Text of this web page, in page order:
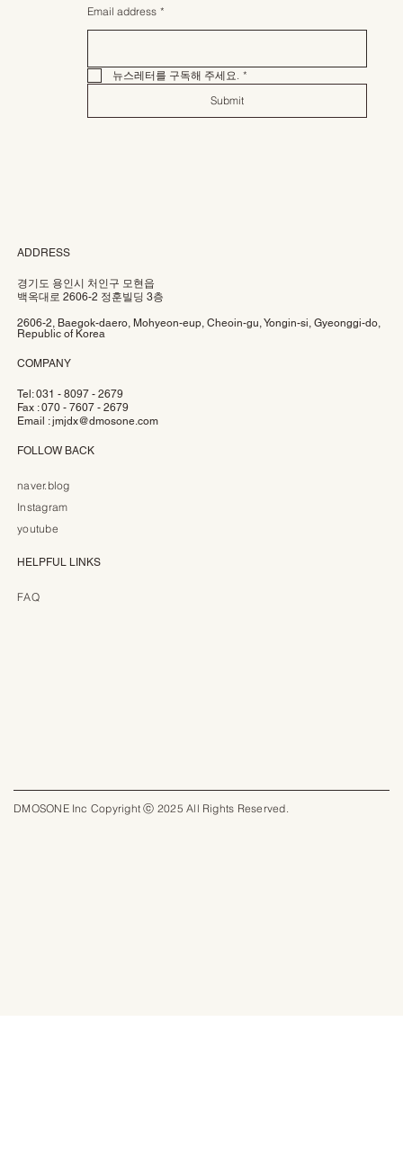
Email address *
뉴스레터를 구독해 주세요.
*
Submit
ADDRESS
경기도 용인시 처인구 모현읍
백옥대로 2606-2 정훈빌딩 3층
2606-2, Baegok-daero, Mohyeon-eup, Cheoin-gu, Yongin-si, Gyeonggi-do,
Republic of Korea
COMPANY
Tel: 031 - 8097 - 2679
Fax : 070 - 7607 - 2679
Email :jmjdx@dmosone.com
FOLLOW BACK
naver.blog
Instagram
youtube
HELPFUL LINKS
FAQ
DMOSONE Inc Copyright ⓒ 2025 All Rights Reserved.​